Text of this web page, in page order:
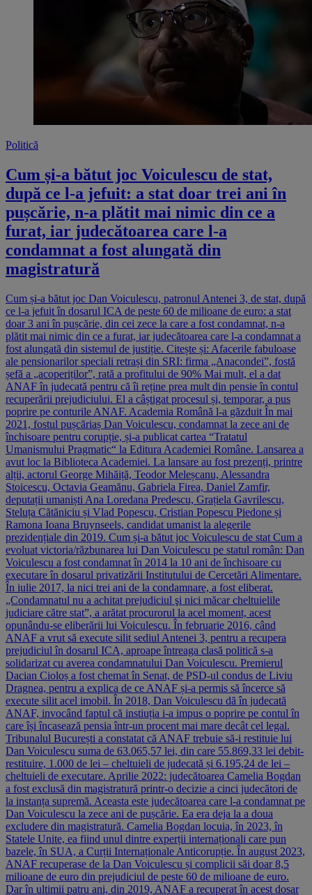
Politică
Cum și-a bătut joc Voiculescu de stat,
după ce l-a jefuit: a stat doar trei ani în
pușcărie, n-a plătit mai nimic din ce a
furat, iar judecătoarea care l-a
condamnat a fost alungată din
magistratură
Cum și-a bătut joc Dan Voiculescu, patronul Antenei 3, de stat, după
ce l-a jefuit în dosarul ICA de peste 60 de milioane de euro: a stat
doar 3 ani în pușcărie, din cei zece la care a fost condamnat, n-a
plătit mai nimic din ce a furat, iar judecătoarea care l-a condamnat a
fost alungată din sistemul de justiție. Citește și: Afacerile fabuloase
ale pensionarilor speciali retrași din SRI: firma „Anacondei”, fostă
șefă a „acoperiților”, rată a profitului de 90% Mai mult, el a dat
ANAF în judecată pentru că îi reține prea mult din pensie în contul
recuperării prejudiciului. El a câștigat procesul și, temporar, a pus
poprire pe conturile ANAF. Academia Română l-a găzduit În mai
2021, fostul pușcăriaș Dan Voiculescu, condamnat la zece ani de
închisoare pentru corupție, și-a publicat cartea “Tratatul
Umanismului Pragmatic“ la Editura Academiei Române. Lansarea a
avut loc la Biblioteca Academiei. La lansare au fost prezenți, printre
alții, actorul George Mihăiță, Teodor Meleșcanu, Alessandra
Stoicescu, Octavia Geamănu, Gabriela Firea, Daniel Zamfir,
deputații umaniști Ana Loredana Predescu, Grațiela Gavrilescu,
Steluța Cătăniciu și Vlad Popescu, Cristian Popescu Piedone și
Ramona Ioana Bruynseels, candidat umanist la alegerile
prezidențiale din 2019. Cum și-a bătut joc Voiculescu de stat Cum a
evoluat victoria/răzbunarea lui Dan Voiculescu pe statul român: Dan
Voiculescu a fost condamnat în 2014 la 10 ani de închisoare cu
executare în dosarul privatizării Institutului de Cercetări Alimentare.
În iulie 2017, la nici trei ani de la condamnare, a fost eliberat.
„Condamnatul nu a achitat prejudiciul şi nici măcar cheltuielile
judiciare către stat”, a arătat procurorul la acel moment, acest
opunându-se eliberării lui Voiculescu. În februarie 2016, când
ANAF a vrut să execute silit sediul Antenei 3, pentru a recupera
prejudiciul în dosarul ICA, aproape întreaga clasă politică s-a
solidarizat cu averea condamnatului Dan Voiculescu. Premierul
Dacian Cioloș a fost chemat în Senat, de PSD-ul condus de Liviu
Dragnea, pentru a explica de ce ANAF și-a permis să încerce să
execute silit acel imobil. În 2018, Dan Voiculescu dă în judecată
ANAF, invocând faptul că instiuția i-a impus o poprire pe contul în
care își încasează pensia într-un procent mai mare decât cel legal.
Tribunalul București a constatat că ANAF trebuie să-i restituie lui
Dan Voiculescu suma de 63.065,57 lei, din care 55.869,33 lei debit-
restituire, 1.000 de lei – cheltuieli de judecată și 6.195,24 de lei –
cheltuieli de executare. Aprilie 2022: judecătoarea Camelia Bogdan
a fost exclusă din magistratură printr-o decizie a cinci judecători de
la instanța supremă. Aceasta este judecătoarea care l-a condamnat pe
Dan Voiculescu la zece ani de pușcărie. Ea era deja la a doua
excludere din magistratură. Camelia Bogdan locuia, în 2023, în
Statele Unite, ea fiind unul dintre experții internaționali care pun
bazele, în SUA, a Curții Internaționale Anticorupție. În august 2023,
ANAF recuperase de la Dan Voiculescu și complicii săi doar 8,5
milioane de euro din prejudiciul de peste 60 de milioane de euro.
Dar în ultimii patru ani, din 2019, ANAF a recuperat în acest dosar